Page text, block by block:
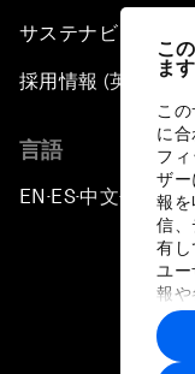
こ
ます
こ
に
フ
ザー
報を
信、
有し
ユ
報や
に
トナ
す。
サステナビリティ
採用情報 (英語のみ)
言語
EN ▪ES▪中文▪ 日本語
プライ